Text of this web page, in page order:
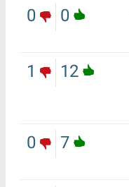
0
0
12
1
7
0